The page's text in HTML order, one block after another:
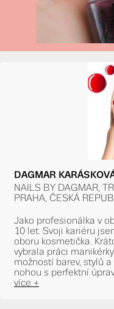
DAGMAR
NAILS BY DAGMAR,
PRAHA, ČESKÁ
Jako profesionálka v
10 let. Svoji kariéru
oboru kosmetička.
vybrala práci
možností barev, stylů
nohou s perfektní
více +